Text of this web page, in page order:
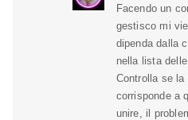
Facendo un
gestisco mi
dipenda dalla
nella lista
Controlla se la
corrisponde a
unire, il